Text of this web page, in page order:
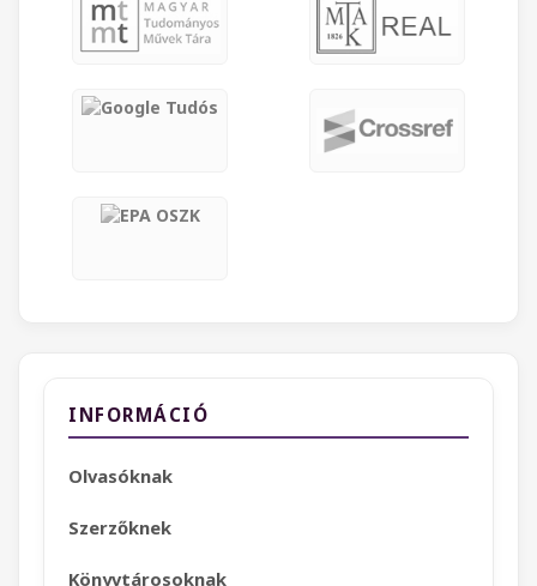
INFORMÁCIÓ
Olvasóknak
Szerzőknek
Könyvtárosoknak